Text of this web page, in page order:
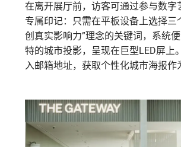
在离开展厅前，访客可通过参与数字
专属印记：只需在平板设备上选择三
创真实影响力”理念的关键词，系统
特的城市投影，呈现在巨型LED屏上
入邮箱地址，获取个性化城市海报作